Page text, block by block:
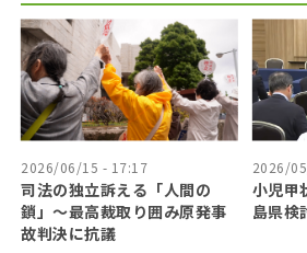
2026/06/15 - 17:17
司法の独立訴える「人間の
鎖」〜最高裁取り囲み原発事
故判決に抗議
2026/
小児甲
島県検